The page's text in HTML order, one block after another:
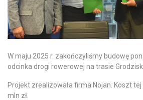
W maju 2025 r. zakończyliśmy budowę
odcinka drogi rowerowej na trasie Grodzisk
Projekt zrealizowała firma Nojan. Koszt
mln zł.